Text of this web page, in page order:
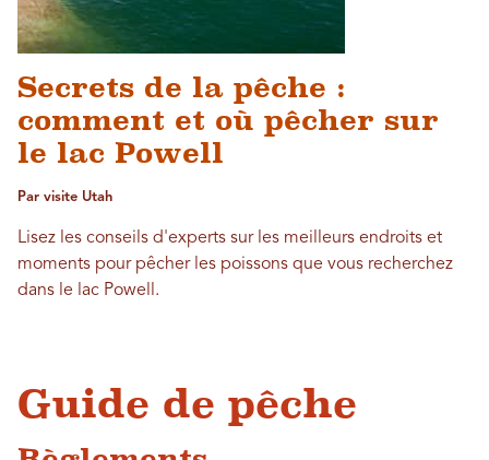
Secrets de la pêche :
comment et où pêcher sur
le lac Powell
Par visite Utah
Lisez les conseils d'experts sur les meilleurs endroits et
moments pour pêcher les poissons que vous recherchez
dans le lac Powell.
Guide de pêche